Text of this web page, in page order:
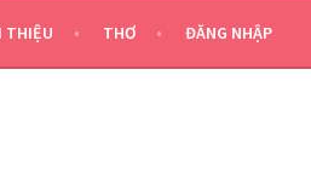
THIỆU THƠ ĐĂNG NHẬP